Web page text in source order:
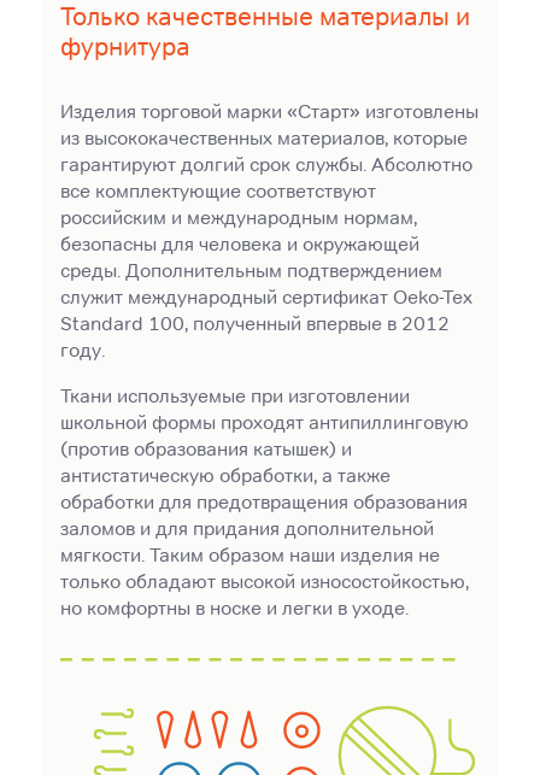
Только качественные материалы и
фурнитура
Изделия торговой марки «Старт» изготовлены
из высококачественных материалов, которые
гарантируют долгий срок службы. Абсолютно
все комплектующие соответствуют
российским и международным нормам,
безопасны для человека и окружающей
среды. Дополнительным подтверждением
служит международный сертификат Oeko-Tex
Standard 100, полученный впервые в 2012
году.
Ткани используемые при изготовлении
школьной формы проходят антипиллинговую
(против образования катышек) и
антистатическую обработки, а также
обработки для предотвращения образования
заломов и для придания дополнительной
мягкости. Таким образом наши изделия не
только обладают высокой износостойкостью,
но комфортны в носке и легки в уходе.